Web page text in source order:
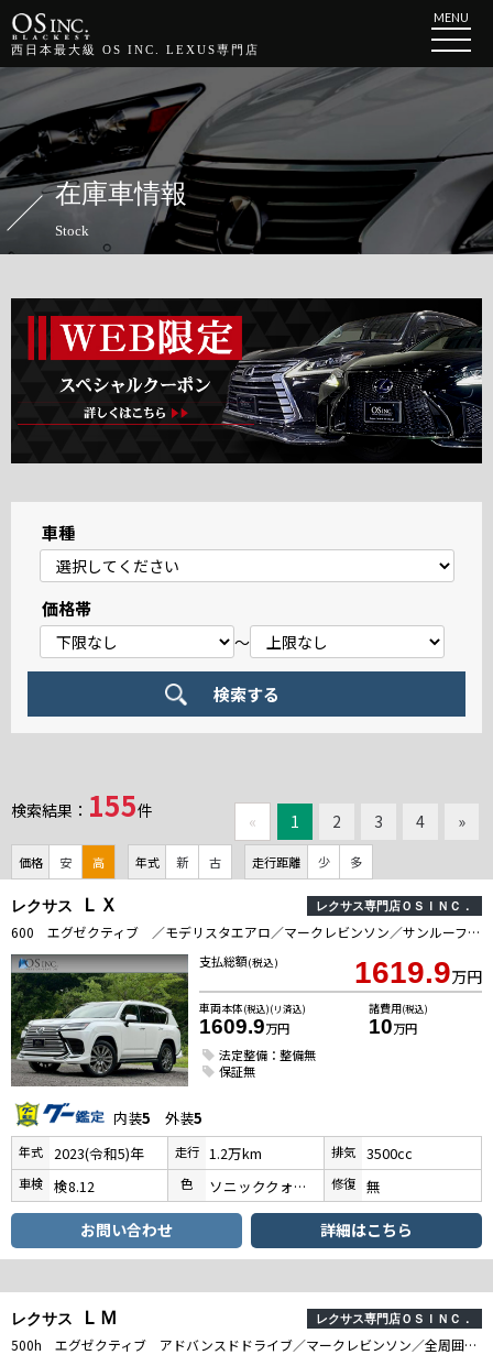
西日本最大級 OS INC. LEXUS専門店
MENU
在庫車情報
Stock
車種
価格帯
～
検索結果： 155件 « 1 2 3 4 »
価格 安 高 年式 新 古 走行距離 少 多
レクサス ＬＸ レクサス専門店ＯＳＩＮＣ．
600 エグゼクティブ ／モデリスタエアロ／マークレビンソン／サンルーフ／全周囲カメラ／衝突軽減／レーダークルーズ／コーナーセンサー／HUD／BSM／ハンドルヒーター／シートヒーター・エアコン／置くだけ充電／クールボックス
支払総額(税込) 1619.9万円
車両本体(税込)(リ済込)
1609.9万円
諸費用(税込)
10万円
法定整備：整備無
保証無
内装5 外装5
年式 2023(令和5)年 走行 1.2万km 排気 3500cc
車検 検8.12 色 ソニッククォーツ 修復 無
お問い合わせ 詳細はこちら
レクサス ＬＭ レクサス専門店ＯＳＩＮＣ．
500h エグゼクティブ アドバンスドドライブ／マークレビンソン／全周囲カメラ／衝突軽減／レーダークルーズコントロール／コーナーセンサー／ワンオーナー／ユニバーサルステップ／ハンドルヒーター／シートヒーター・エアコン／ETC